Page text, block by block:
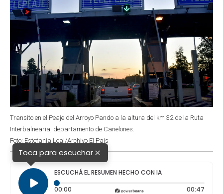
Transito en el Peaje del Arroyo Pando a la altura del km 32 de la Ruta
Interbalnearia, departamento de Canelones.
Foto: Estefania Leal/Archivo El Pais
Toca para escuchar×
ESCUCHÁ EL RESUMEN HECHO CON IA
00:00 Tiempo transcurrido: 0 segundos 00:47